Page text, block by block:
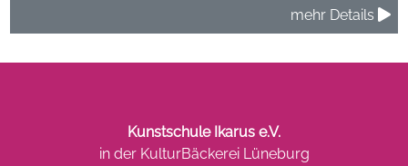
mehr Details
Kunstschule Ikarus e.V.
in der KulturBäckerei Lüneburg